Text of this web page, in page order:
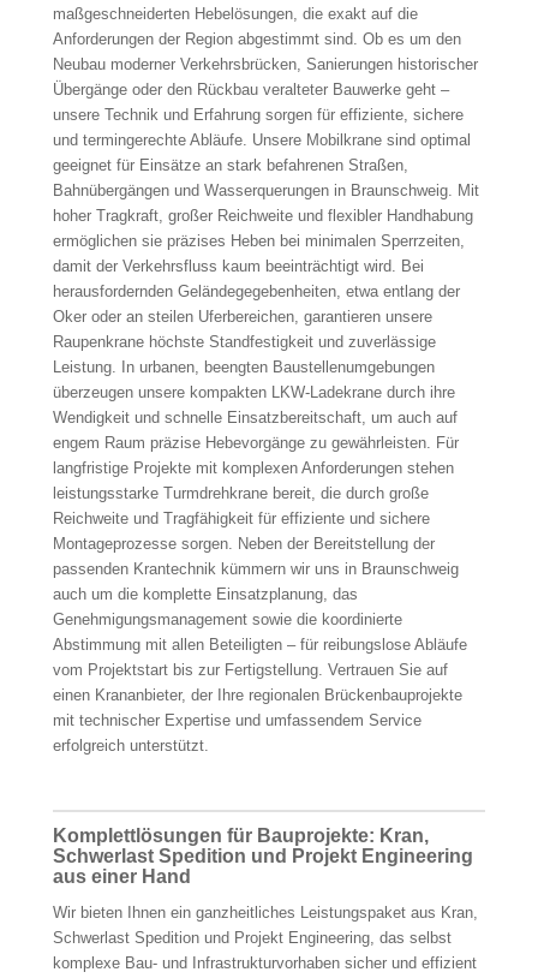
maßgeschneiderten Hebelösungen, die exakt auf die
Anforderungen der Region abgestimmt sind. Ob es um den
Neubau moderner Verkehrsbrücken, Sanierungen historischer
Übergänge oder den Rückbau veralteter Bauwerke geht –
unsere Technik und Erfahrung sorgen für effiziente, sichere
und termingerechte Abläufe. Unsere Mobilkrane sind optimal
geeignet für Einsätze an stark befahrenen Straßen,
Bahnübergängen und Wasserquerungen in Braunschweig. Mit
hoher Tragkraft, großer Reichweite und flexibler Handhabung
ermöglichen sie präzises Heben bei minimalen Sperrzeiten,
damit der Verkehrsfluss kaum beeinträchtigt wird. Bei
herausfordernden Geländegegebenheiten, etwa entlang der
Oker oder an steilen Uferbereichen, garantieren unsere
Raupenkrane höchste Standfestigkeit und zuverlässige
Leistung. In urbanen, beengten Baustellenumgebungen
überzeugen unsere kompakten LKW-Ladekrane durch ihre
Wendigkeit und schnelle Einsatzbereitschaft, um auch auf
engem Raum präzise Hebevorgänge zu gewährleisten. Für
langfristige Projekte mit komplexen Anforderungen stehen
leistungsstarke Turmdrehkrane bereit, die durch große
Reichweite und Tragfähigkeit für effiziente und sichere
Montageprozesse sorgen. Neben der Bereitstellung der
passenden Krantechnik kümmern wir uns in Braunschweig
auch um die komplette Einsatzplanung, das
Genehmigungsmanagement sowie die koordinierte
Abstimmung mit allen Beteiligten – für reibungslose Abläufe
vom Projektstart bis zur Fertigstellung. Vertrauen Sie auf
einen Krananbieter, der Ihre regionalen Brückenbauprojekte
mit technischer Expertise und umfassendem Service
erfolgreich unterstützt.
Komplettlösungen für Bauprojekte: Kran,
Schwerlast Spedition und Projekt Engineering
aus einer Hand
Wir bieten Ihnen ein ganzheitliches Leistungspaket aus Kran,
Schwerlast Spedition und Projekt Engineering, das selbst
komplexe Bau- und Infrastrukturvorhaben sicher und effizient